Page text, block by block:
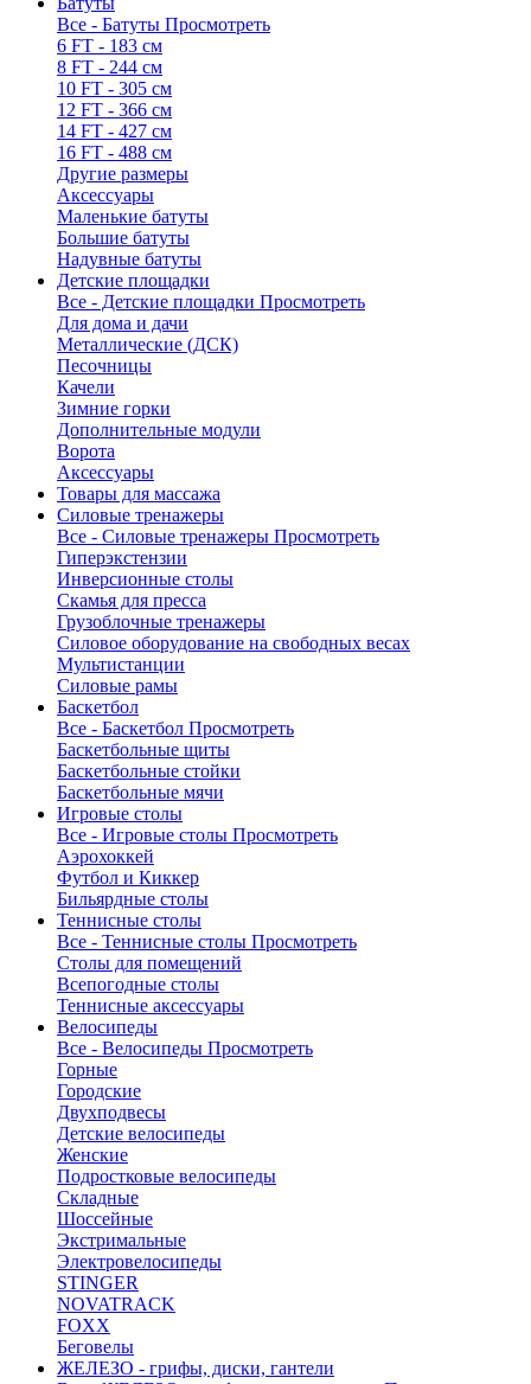
Все - Батуты Просмотреть
6 FT - 183 см
8 FT - 244 см
10 FT - 305 см
12 FT - 366 см
14 FT - 427 см
16 FT - 488 см
Другие размеры
Аксессуары
Маленькие батуты
Большие батуты
Надувные батуты
Детские площадки
Все - Детские площадки Просмотреть
Для дома и дачи
Металлические (ДСК)
Песочницы
Качели
Зимние горки
Дополнительные модули
Ворота
Аксессуары
Товары для массажа
Силовые тренажеры
Все - Силовые тренажеры Просмотреть
Гиперэкстензии
Инверсионные столы
Скамья для пресса
Грузоблочные тренажеры
Силовое оборудование на свободных весах
Мультистанции
Силовые рамы
Баскетбол
Все - Баскетбол Просмотреть
Баскетбольные щиты
Баскетбольные стойки
Баскетбольные мячи
Игровые столы
Все - Игровые столы Просмотреть
Аэрохоккей
Футбол и Киккер
Бильярдные столы
Теннисные столы
Все - Теннисные столы Просмотреть
Столы для помещений
Всепогодные столы
Теннисные аксессуары
Велосипеды
Все - Велосипеды Просмотреть
Горные
Городские
Двухподвесы
Детские велосипеды
Женские
Подростковые велосипеды
Складные
Шоссейные
Экстримальные
Электровелосипеды
STINGER
NOVATRACK
FOXX
Беговелы
ЖЕЛЕЗО - грифы, диски, гантели